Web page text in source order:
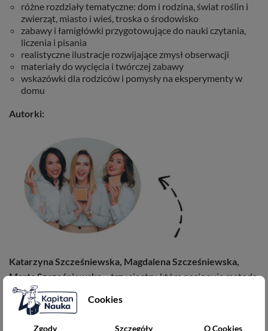
różne rozdziały tematyczne: dom i rodzina, świat roślin i
zwierząt, miasto i wieś, troska o środowisko
zabawy i łamigłówki przygotowujące do nauki czytania,
liczenia i pisania
realistyczne ilustracje rozwijające zmysł obserwacji
materiały do wycięcia i twórczej zabawy
wskazówki dla rodziców i pomysły na eksperymenty w
domu
Autorki:
Katarzyna Szcześniewska, Magdalena Szcześniewska,
Marta Szcześniewska– trzy siostry, które pasjonuje metoda
Montessori. Wspólnie prowadzą Centrum Edukacji
Montessori, gdzie kształcą nauczycieli i rodziców w duchu tej
Cookies
Zgody Szczegóły O Cookies